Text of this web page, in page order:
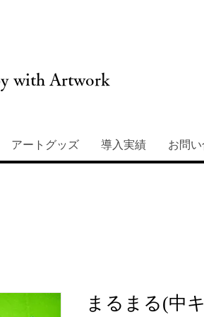
with Artwork
アートグッズ 導入実績 お問
まるまる(中